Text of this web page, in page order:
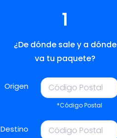
1
¿De dónde sale y a dónde
va tu paquete?
Origen
*Código Postal
Destino